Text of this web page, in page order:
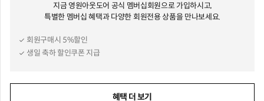
지금 영원아웃도어 공식 멤버십회원으로 가입하시고,
특별한 멤버십 혜택과 다양한 회원전용 상품을 만나보세요.
회원구매시 5%할인
생일 축하 할인쿠폰 지급
혜택 더 보기